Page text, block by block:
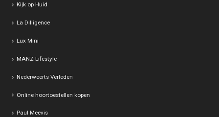
Kijk op Huid
La Dilligence
Lux Mini
MANZ Lifestyle
Nederweerts Verleden
Online hoortoestellen kopen
Paul Meevis